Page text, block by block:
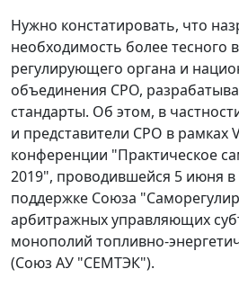
Нужно констатировать, что
необходимость более тесного
регулирующего органа и
объединения СРО,
стандарты. Об этом, в
и представители СРО в рамках
конференции "Практическое
2019", проводившейся 5 июня
поддержке Союза
арбитражных управляющих
монополий топливно-
(Союз АУ "СЕМТЭК").